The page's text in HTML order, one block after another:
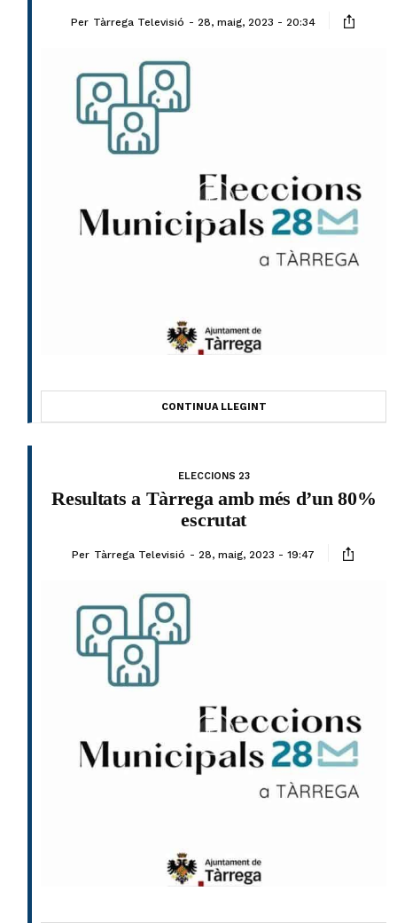
Per Tàrrega Televisió 28, maig, 2023 - 20:34
CONTINUA LLEGINT
ELECCIONS 23
Resultats a Tàrrega amb més d’un 80%
escrutat
Per Tàrrega Televisió 28, maig, 2023 - 19:47